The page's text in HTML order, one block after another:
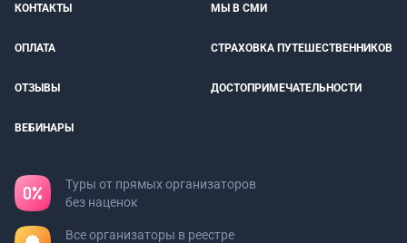
КОНТАКТЫ МЫ В СМИ
ОПЛАТА СТРАХОВКА ПУТЕШЕСТВЕННИКОВ
ОТЗЫВЫ ДОСТОПРИМЕЧАТЕЛЬНОСТИ
ВЕБИНАРЫ
Туры от прямых организаторов
без наценок
Все организаторы в реестре